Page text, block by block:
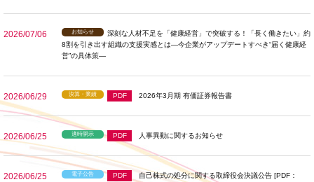
2026/07/06 お知らせ
深刻な人材不足を「健康経営」で突破する！「長く働きたい」約
8割を引き出す組織の支援実感とは―今企業がアップデートすべき“届く健康経
営”の具体策―
2026/06/29 決算・業績 PDF 2026年3月期 有価証券報告書
2026/06/25 適時開示 PDF 人事異動に関するお知らせ
2026/06/25 電子公告 PDF
自己株式の処分に関する取締役会決議公告 [PDF：